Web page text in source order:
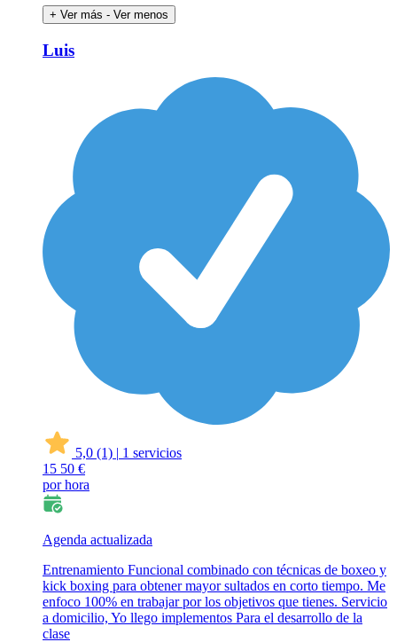
+ Ver más - Ver menos
Luis
5,0 (1) | 1 servicios
15 50 €
por hora
Agenda actualizada
Entrenamiento Funcional combinado con técnicas de boxeo y
kick boxing para obtener mayor sultados en corto tiempo. Me
enfoco 100% en trabajar por los objetivos que tienes. Servicio
a domicilio, Yo llego implementos Para el desarrollo de la
clase